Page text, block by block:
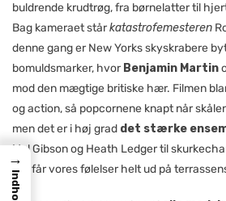
buldrende krudtrøg, fra børnelatter til
Bag kameraet stårkatastrofemesteren
denne gang er New Yorks skyskrabere
bomuldsmarker, hvor Benjamin Martin
mod den mægtige britiske hær. Filmen
og action, så popcornene knapt når
men det er i høj grad det stærke
Mel Gibson og Heath Ledger til
der får vores følelser helt ud på
→
Indhold